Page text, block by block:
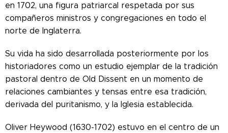
en 1702, una figura patriarcal respetada por sus
compañeros ministros y congregaciones en todo el
norte de Inglaterra.
Su vida ha sido desarrollada posteriormente por los
historiadores como un estudio ejemplar de la tradición
pastoral dentro de Old Dissent en un momento de
relaciones cambiantes y tensas entre esa tradición,
derivada del puritanismo, y la Iglesia establecida.
Oliver Heywood (1630-1702) estuvo en el centro de un